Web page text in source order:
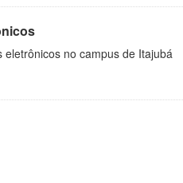
no campus de Itajubá